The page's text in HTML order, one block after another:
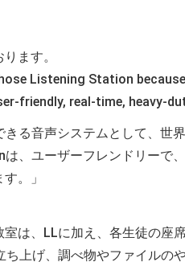
ます。
Listening Station
friendly, real-time, heavy-
る音声システムとして、世
、ユーザーフレンドリーで
。」
は、LLに加え、各生徒の座
上げ、調べ物やファイルの